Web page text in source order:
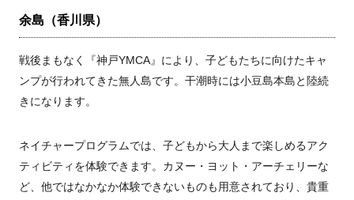
余島（香川県）
戦後まもなく『神戸YMCA』により、子どもたちに向けたキャ
ンプが行われてきた無人島です。干潮時には小豆島本島と陸続
きになります。
ネイチャープログラムでは、子どもから大人まで楽しめるアク
ティビティを体験できます。カヌー・ヨット・アーチェリーな
ど、他ではなかなか体験できないものも用意されており、貴重